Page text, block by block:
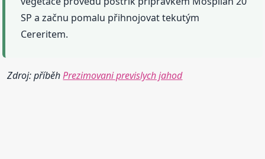
SP a začnu pomalu přihnojovat tekutým
Cereritem.
Zdroj: příběhPrezimovani previslych jahod